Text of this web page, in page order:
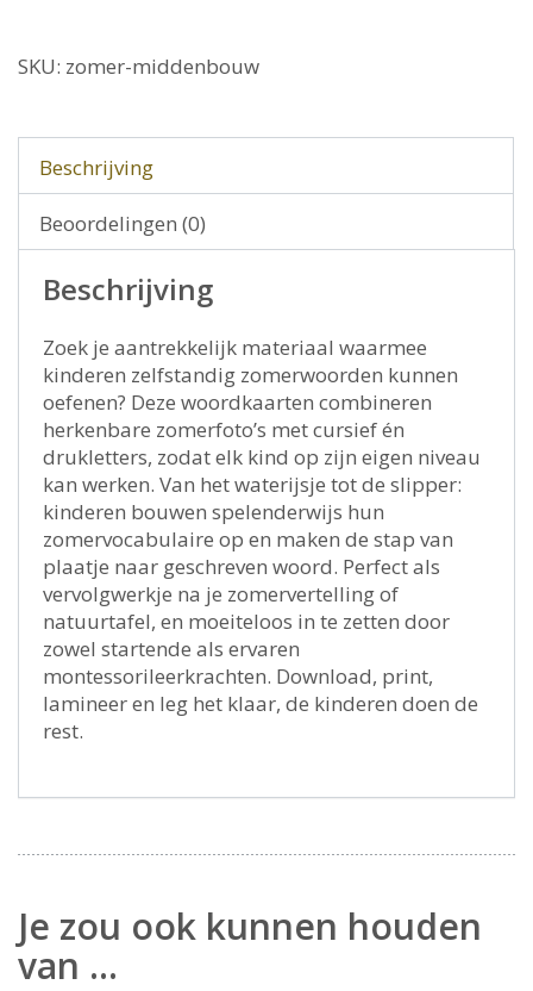
SKU: zomer-middenbouw
Beschrijving
Beoordelingen (0)
Beschrijving
Zoek je aantrekkelijk materiaal waarmee
kinderen zelfstandig zomerwoorden kunnen
oefenen? Deze woordkaarten combineren
herkenbare zomerfoto’s met cursief én
drukletters, zodat elk kind op zijn eigen niveau
kan werken. Van het waterijsje tot de slipper:
kinderen bouwen spelenderwijs hun
zomervocabulaire op en maken de stap van
plaatje naar geschreven woord. Perfect als
vervolgwerkje na je zomervertelling of
natuurtafel, en moeiteloos in te zetten door
zowel startende als ervaren
montessorileerkrachten. Download, print,
lamineer en leg het klaar, de kinderen doen de
rest.
Je zou ook kunnen houden
van …